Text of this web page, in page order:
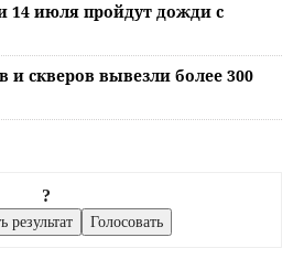
14 июля пройдут дожди с
и скверов вывезли более 300
?